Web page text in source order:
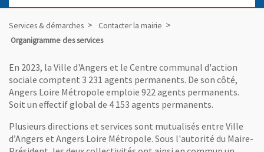
Services & démarches
Contacter la mairie
Organigramme des services
En 2023, la Ville d'Angers et le Centre communal d'action
sociale comptent 3 231 agents permanents. De son côté,
Angers Loire Métropole emploie 922 agents permanents.
Soit un effectif global de 4 153 agents permanents.
Plusieurs directions et services sont mutualisés entre Ville
d’Angers et Angers Loire Métropole. Sous l'autorité du Maire-